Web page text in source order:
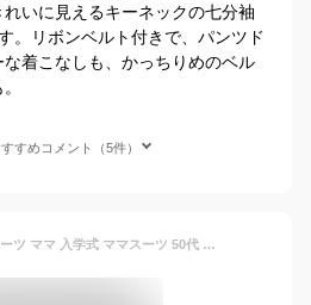
れいに見えるキーネックの七分袖
。リボンベルト付きで、パンツド
着こなしも、かっちりめのベル
すめコメント（5件）
[ 日本製 セレモニースーツ ママ 入学式 ママスーツ 50代 40代 ] 圧縮ウール100% こなれジャケット + ワイドパンツ 2点セット / 卒業式 オシャレ パンツスーツ フォーマル 大きいサイズ セットアップ 母